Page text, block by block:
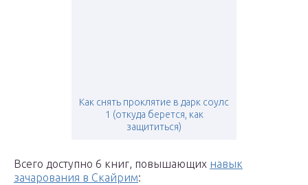
Как снять проклятие в дарк соулс
1 (откуда берется, как
защититься)
Всего доступно 6 книг, повышающих навык
зачарования в Скайрим: